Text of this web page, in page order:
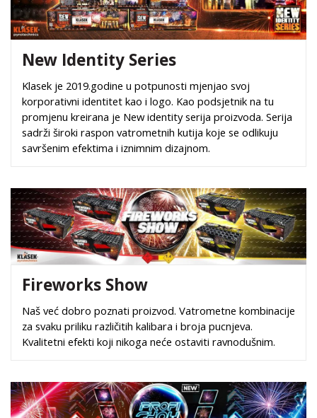
New Identity Series
Klasek je 2019.godine u potpunosti mjenjao svoj
korporativni identitet kao i logo. Kao podsjetnik na tu
promjenu kreirana je New identity serija proizvoda. Serija
sadrži široki raspon vatrometnih kutija koje se odlikuju
savršenim efektima i iznimnim dizajnom.
Fireworks Show
Naš već dobro poznati proizvod. Vatrometne kombinacije
za svaku priliku različitih kalibara i broja pucnjeva.
Kvalitetni efekti koji nikoga neće ostaviti ravnodušnim.